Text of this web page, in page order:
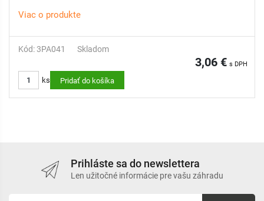
Viac o produkte
Kód: 3PA041 Skladom
3,06 € s DPH
ks Pridať do košíka
Prihláste sa do newslettera
Len užitočné informácie pre vašu záhradu